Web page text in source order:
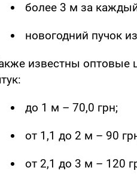
более 3 м за
новогодний пучок
известны оптовые
до 1 м – 70,0 грн;
от 1,1 до 2 м – 90
от 2,1 до 3 м – 120